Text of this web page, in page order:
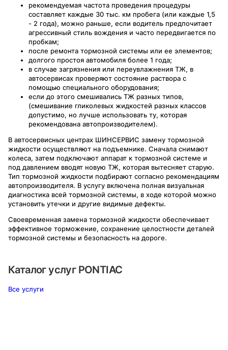
рекомендуемая частота проведения процедуры
составляет каждые 30 тыс. км пробега (или каждые 1,5
- 2 года), можно раньше, если водитель предпочитает
агрессивный стиль вождения и часто передвигается по
пробкам;
после ремонта тормозной системы или ее элементов;
долгого простоя автомобиля более 1 года;
в случае загрязнения или переувлажнения ТЖ, в
автосервисах проверяют состояние раствора с
помощью специального оборудования;
если до этого смешивались ТЖ разных типов,
(смешивание гликолевых жидкостей разных классов
допустимо, но лучше использовать ту, которая
рекомендована автопроизводителем).
В автосервисных центрах ШИНСЕРВИС замену тормозной
жидкости осуществляют на подъемнике. Сначала снимают
колеса, затем подключают аппарат к тормозной системе и
под давлением вводят новую ТЖ, которая вытесняет старую.
Тип тормозной жидкости подбирают согласно рекомендациям
автопроизводителя. В услугу включена полная визуальная
диагностика всей тормозной системы, в ходе которой можно
установить утечки и другие видимые дефекты.
Своевременная замена тормозной жидкости обеспечивает
эффективное торможение, сохранение целостности деталей
тормозной системы и безопасность на дороге.
Каталог услуг PONTIAC
Все услуги